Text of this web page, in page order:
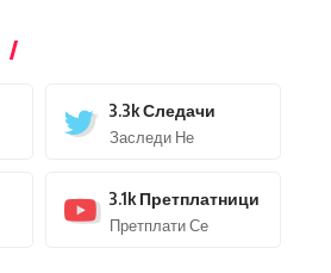
3.3kСледачи
Заследи Не
3.1k Претплатници
Претплати Се